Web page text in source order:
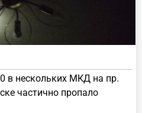
в нескольких МКД на пр.
частично пропало